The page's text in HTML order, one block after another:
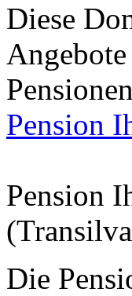
Diese
Pension
Pension
Die